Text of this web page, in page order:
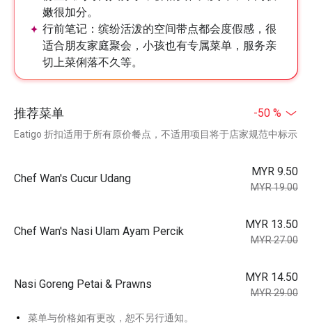
嫩很加分。
行前笔记： 缤纷活泼的空间带点都会度假感，很
适合朋友家庭聚会，小孩也有专属菜单，服务亲
切上菜俐落不久等。
推荐菜单 -50 %
Eatigo 折扣适用于所有原价餐点，不适用项目将于店家规范中标示
Chef Wan's Cucur Udang
MYR 9.50
MYR 19.00
Chef Wan's Nasi Ulam Ayam Percik
MYR 13.50
MYR 27.00
Nasi Goreng Petai & Prawns
MYR 14.50
MYR 29.00
菜单与价格如有更改，恕不另行通知。